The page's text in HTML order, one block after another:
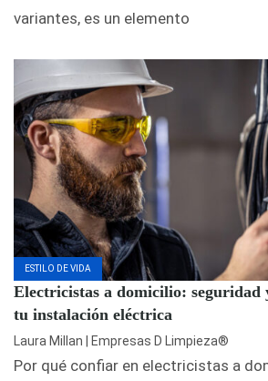
variantes, es un elemento
ESTILO DE VIDA
Electricistas a domicilio: seguridad
tu instalación eléctrica
Laura Millan | Empresas D Limpieza®
Por qué confiar en electricistas a